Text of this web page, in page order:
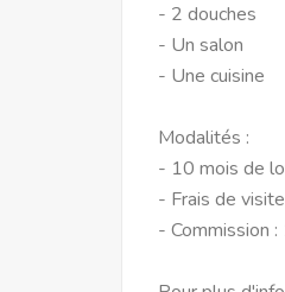
- 2 douches
- Un salon
- Une cuisine
Modalités :
- 10 mois de
- Frais de
- Commission